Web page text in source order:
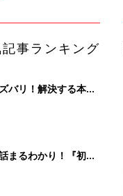
事ランキング
バリ！解決する本
号』 4カ月～2才
まるわかり！『初め
夏号』〈巻頭大特